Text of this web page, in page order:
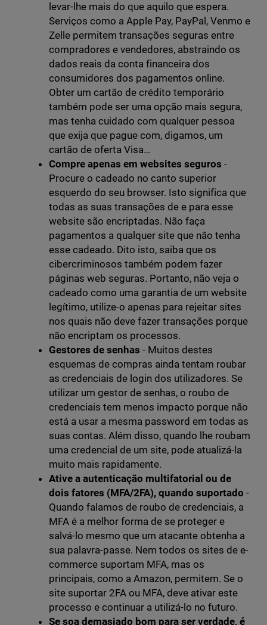
levar-lhe mais do que aquilo que espera.
Serviços como a Apple Pay, PayPal, Venmo e
Zelle permitem transações seguras entre
compradores e vendedores, abstraindo os
dados reais da conta financeira dos
consumidores dos pagamentos online.
Obter um cartão de crédito temporário
também pode ser uma opção mais segura,
mas tenha cuidado com qualquer pessoa
que exija que pague com, digamos, um
cartão de oferta Visa…
Compre apenas em websites seguros -
Procure o cadeado no canto superior
esquerdo do seu browser. Isto significa que
todas as suas transações de e para esse
website são encriptadas. Não faça
pagamentos a qualquer site que não tenha
esse cadeado. Dito isto, saiba que os
cibercriminosos também podem fazer
páginas web seguras. Portanto, não veja o
cadeado como uma garantia de um website
legítimo, utilize-o apenas para rejeitar sites
nos quais não deve fazer transações porque
não encriptam os processos.
Gestores de senhas - Muitos destes
esquemas de compras ainda tentam roubar
as credenciais de login dos utilizadores. Se
utilizar um gestor de senhas, o roubo de
credenciais tem menos impacto porque não
está a usar a mesma password em todas as
suas contas. Além disso, quando lhe roubam
uma credencial de um site, pode atualizá-la
muito mais rapidamente.
Ative a autenticação multifatorial ou de
dois fatores (MFA/2FA), quando suportado -
Quando falamos de roubo de credenciais, a
MFA é a melhor forma de se proteger e
salvá-lo mesmo que um atacante obtenha a
sua palavra-passe. Nem todos os sites de e-
commerce suportam MFA, mas os
principais, como a Amazon, permitem. Se o
site suportar 2FA ou MFA, deve ativar este
processo e continuar a utilizá-lo no futuro.
Se soa demasiado bom para ser verdade, é